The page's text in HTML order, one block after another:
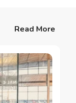
Read More